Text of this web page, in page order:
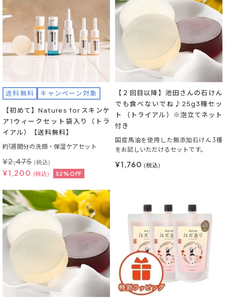
送料無料 キャンペーン対象
【初めて】Natures for スキンケ
ア1ウィークセット袋入り（トラ
イアル）【送料無料】
約1週間分の洗顔・保湿ケアセット
¥1,200 (税込) 52%OFF
¥2,475 (税込)
【２回目以降】池田さんの石けん
でも食べないでね♪25g3種セッ
ト （トライアル）※泡立てネット
付き
国産馬油を使用した無添加石けん3種
をお試しいただけるセットです。
¥1,760 (税込)